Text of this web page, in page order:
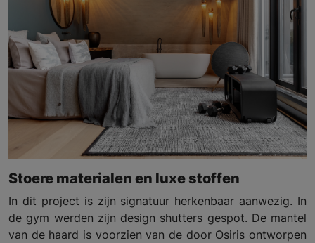
Stoere materialen en luxe stoffen
In dit project is zijn signatuur herkenbaar aanwezig. In
de gym werden zijn design shutters gespot. De mantel
van de haard is voorzien van de door Osiris ontworpen